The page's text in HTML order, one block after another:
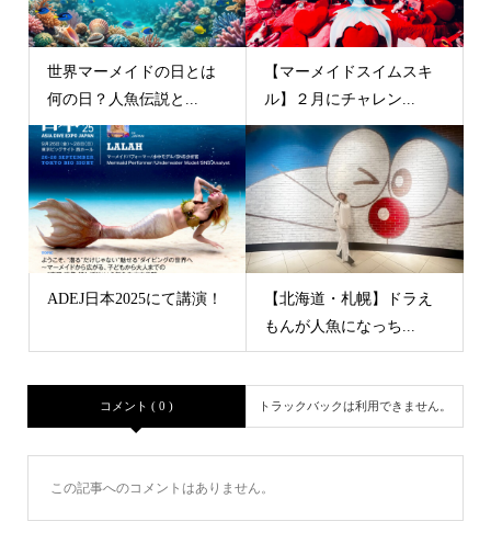
世界マーメイドの日とは
何の日？人魚伝説と...
【マーメイドスイムスキ
ル】２月にチャレン...
ADEJ日本2025にて講演！
【北海道・札幌】ドラえ
もんが人魚になっち...
コメント ( 0 ) トラックバックは利用できません。
この記事へのコメントはありません。